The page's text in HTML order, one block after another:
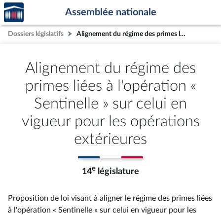
Aller au contenu
Aller en bas de la page
Accèder
à la
page
d'accueil
Assemblée nationale
Dossiers législatifs Alignement du régime des primes liées à l'opération « Sentinelle » sur celui en vigueur pour les opérations extérieures
Alignement du régime des
primes liées à l'opération «
Sentinelle » sur celui en
vigueur pour les opérations
extérieures
14e législature
Proposition de loi visant à aligner le régime des primes liées
à l'opération « Sentinelle » sur celui en vigueur pour les